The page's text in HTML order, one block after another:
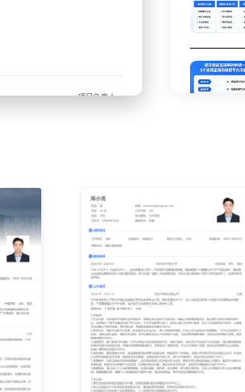
；利用课程对比表讲
信任感，引导学员预
XXX%。
；制定跟进时间表，
签约决策；通过优化跟
；通过数据核对与流
节的学员数量增加
升XXX%。
天。
率降低XXX%。